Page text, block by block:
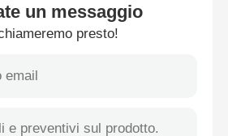
un messaggio
presto!